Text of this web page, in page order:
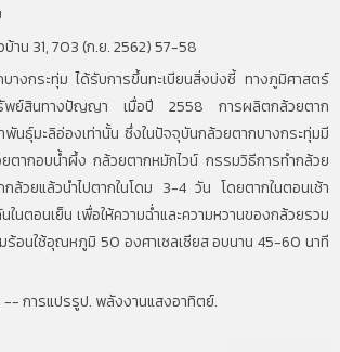
บ้าน 31, 703 (ก.ย. 2562) 57-58
างกระทุ่ม ได้รับการขึ้นทะเบียนสิ่งบ่งชี้ ทางภูมิศาสตร์
ย์สินทางปัญญา เมื่อปี 2558 การผลิตกล้วยตาก
พันธุ์มะลิอ่องเท่านั้น ซึ่งในปัจจุบันกล้วยตากบางกระทุ่มมี
ตากอบน้ำผึ้ง กล้วยตากหมักไวน์ กรรมวิธีการทำกล้วย
ล้วยแล้วนำไปตากในโดม 3-4 วัน โดยตากในตอนเช้า
ในตอนเย็น เพื่อให้ความฉ่ำและความหวานของกล้วยรวม
ร้อนใช้อุณหภูมิ 50 องศาเซลเซียส อบนาน 45-60 นาที
-- การแปรรูป. พลังงานแสงอาทิตย์.